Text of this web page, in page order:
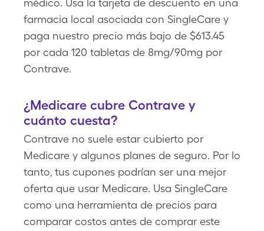
médico. Usa la tarjeta de descuento en una
farmacia local asociada con SingleCare y
paga nuestro precio más bajo de $613.45
por cada 120 tabletas de 8mg/90mg por
Contrave.
¿Medicare cubre Contrave y
cuánto cuesta?
Contrave no suele estar cubierto por
Medicare y algunos planes de seguro. Por lo
tanto, tus cupones podrían ser una mejor
oferta que usar Medicare. Usa SingleCare
como una herramienta de precios para
comparar costos antes de comprar este